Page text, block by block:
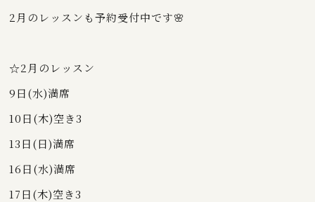
2月のレッスンも予約受付中です🌸
☆2月のレッスン
9日(水)満席
10日(木)空き3
13日(日)満席
16日(水)満席
17日(木)空き3